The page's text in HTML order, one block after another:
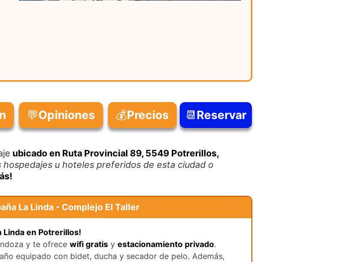
💬Opiniones 💰Precios 📆Reservar
ubicado en Ruta Provincial 89, 5549 Potrerillos,
u hoteles preferidos de esta ciudad o
La Linda - Complejo El Taller
Linda en Potrerillos!
y te ofrece wifi gratis y estacionamiento privado.
equipado con bidet, ducha y secador de pelo. Además,